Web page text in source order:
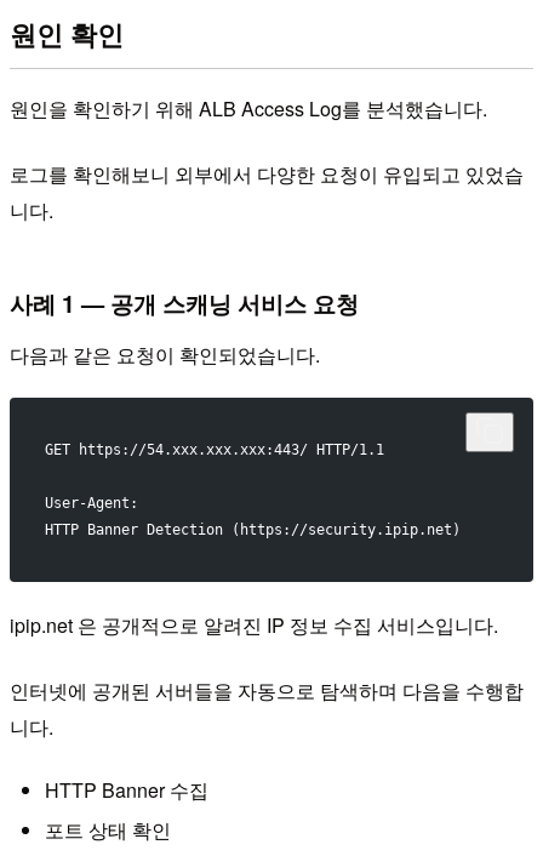
원인 확인
원인을 확인하기 위해 ALB Access Log를 분석했습니다.
로그를 확인해보니 외부에서 다양한 요청이 유입되고 있었습
니다.
사례 1 — 공개 스캐닝 서비스 요청
다음과 같은 요청이 확인되었습니다.
GET https://54.xxx.xxx.xxx:443/ HTTP/1.1
User-Agent:
HTTP Banner Detection (https://security.ipip.net)
ipip.net 은 공개적으로 알려진 IP 정보 수집 서비스입니다.
인터넷에 공개된 서버들을 자동으로 탐색하며 다음을 수행합
니다.
HTTP Banner 수집
포트 상태 확인